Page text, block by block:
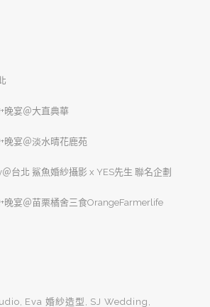
晚宴＠大直典華
晚宴＠淡水晴花鹿苑
台北 鯊魚婚紗攝影 x YES先生 聯名企劃
晚宴＠苗栗橘舍三食OrangeFarmerlife
Eva 婚紗造型 SJ Wedding